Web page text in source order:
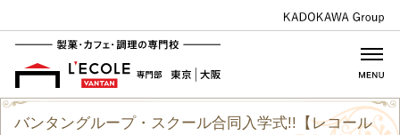
バンタングループ・スクール合同入学式!!【レコール